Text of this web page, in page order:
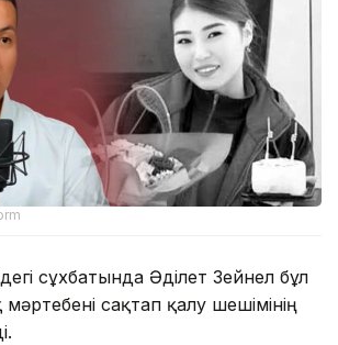
сұхбатында Әділет Зейнел бұл
сақтап қалу шешімінің